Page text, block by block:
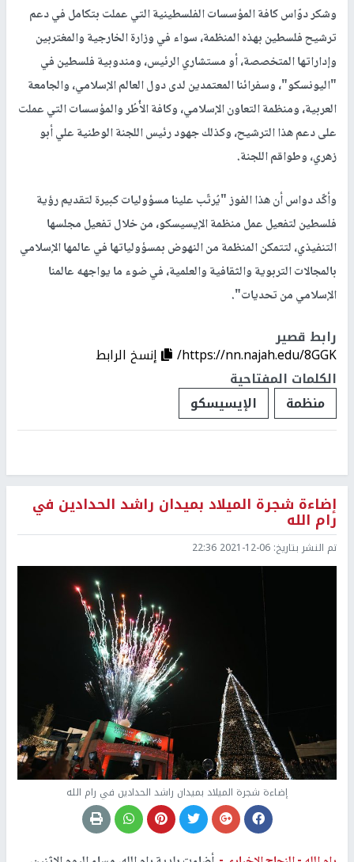
وشكر دوّاس كافة المؤسسات الفلسطينية التي عملت بتكامل في دعم
ترشيح فلسطين بهذه المنظمة، سواء في وزارة الخارجية والمغتربين
وإداراتها المتخصصة، أو مستشاري الرئيس، ومندوبية فلسطين في
"اليونسكو"، وسفرائنا المعتمدين لدى دول العالم الإسلامي، والجامعة
العربية، ومنظمة التعاون الإسلامي، وكافة الأُطُر والمؤسسات التي عملت
على دعم هذا الترشيح، وكذلك جهود رئيس اللجنة الوطنية علي أبو
زهري، وطواقم اللجنة.
وأكّد دواس أن هذا الفوز "يُرتّب علينا مسؤوليات كبيرة لتقديم رؤية
فلسطين لتفعيل عمل منظمة الإيسيسكو، من خلال تفعيل مجلسها
التنفيذي، لتتمكن المنظمة من النهوض بمسؤولياتها في عالمها الإسلامي
بالمجالات التربوية والثقافية والعلمية، في ضوء ما يواجهه عالمنا
الإسلامي من تحديات".
رابط قصير
https://nn.najah.edu/8GGK/
إنسخ الرابط
الكلمات المفتاحية
منظمة
الإيسيسكو
إضاءة شجرة الميلاد بميدان راشد الحدادين في
رام الله
تم النشر بتاريخ: 2021-12-06 22:36
إضاءة شجرة الميلاد بميدان راشد الحدادين في رام الله